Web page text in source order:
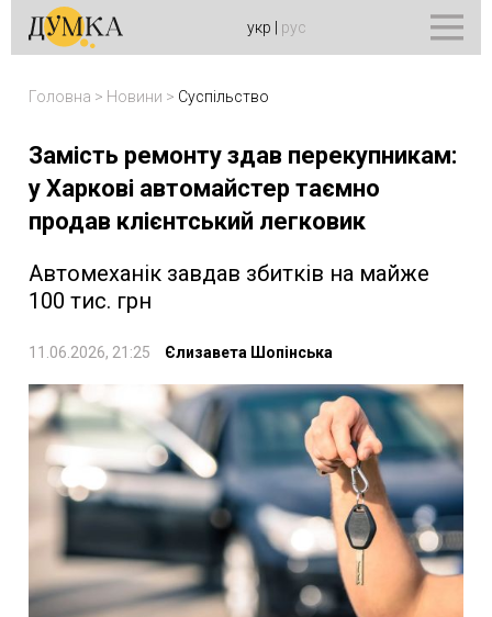
укр рус
Головна > Новини > Суспільство
Замість ремонту здав перекупникам:
у Харкові автомайстер таємно
продав клієнтський легковик
Автомеханік завдав збитків на майже
100 тис. грн
11.06.2026, 21:25 Єлизавета Шопінська